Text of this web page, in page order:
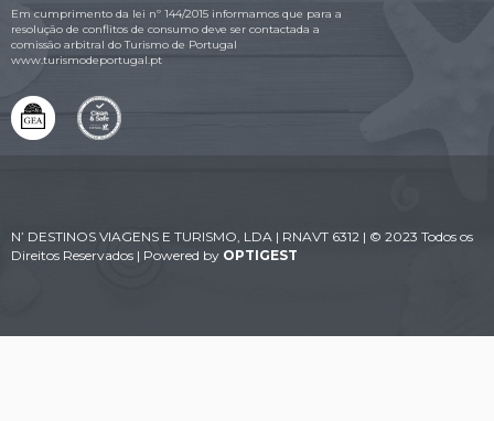
Em cumprimento da lei nº 144/2015 informamos que para a
resolução de conflitos de consumo deve ser contactada a
comissão arbitral do Turismo de Portugal
www.turismodeportugal.pt
N’ DESTINOS VIAGENS E TURISMO, LDA | RNAVT 6312 | © 2023 Todos os
Direitos Reservados | Powered by OPTIGEST